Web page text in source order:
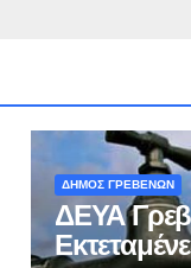
ΔΗΜΟΣ ΓΡΕΒΕΝΩΝ
ΔΕΥΑ